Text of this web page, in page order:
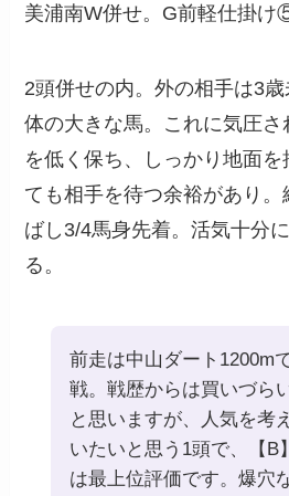
美浦南W併せ。G前軽仕掛け
2頭併せの内。外の相手は3
体の大きな馬。これに気圧
を低く保ち、しっかり地面
ても相手を待つ余裕があり
ばし3/4馬身先着。活気十分
る。
前走は中山ダート1200m
戦。戦歴からは買いづら
と思いますが、人気を考
いたいと思う1頭で、【B
は最上位評価です。爆穴